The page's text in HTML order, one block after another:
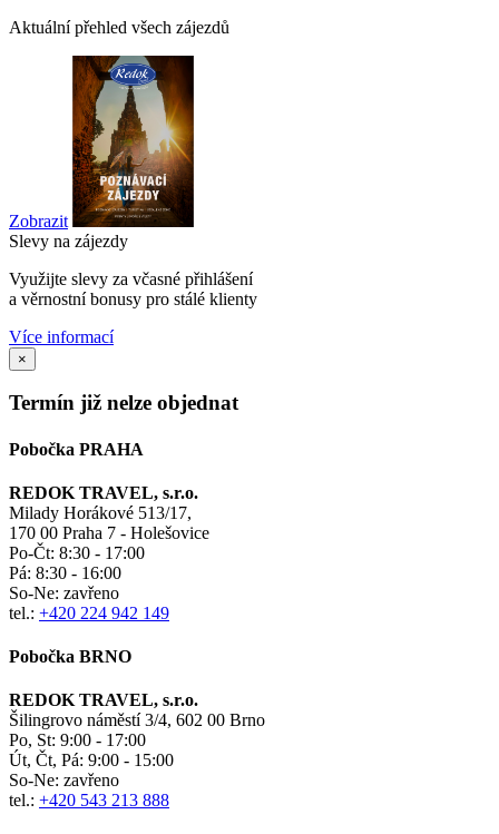
Aktuální přehled všech zájezdů
Zobrazit
Slevy na zájezdy
Využijte slevy za včasné přihlášení
a věrnostní bonusy pro stálé klienty
Více informací
×
Termín již nelze objednat
Pobočka PRAHA
REDOK TRAVEL, s.r.o.
Milady Horákové 513/17,
170 00 Praha 7 - Holešovice
Po-Čt: 8:30 - 17:00
Pá: 8:30 - 16:00
So-Ne: zavřeno
tel.: +420 224 942 149
Pobočka BRNO
REDOK TRAVEL, s.r.o.
Šilingrovo náměstí 3/4, 602 00 Brno
Po, St: 9:00 - 17:00
Út, Čt, Pá: 9:00 - 15:00
So-Ne: zavřeno
tel.: +420 543 213 888